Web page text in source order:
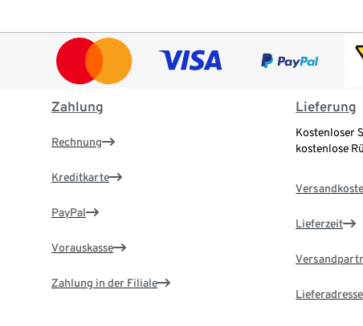
Zahlung
Rechnung
Kreditkarte
PayPal
Vorauskasse
Zahlung in der Filiale
Lieferung
Kostenloser
kostenlose
Lieferzeit